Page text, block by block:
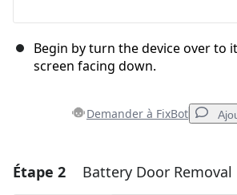
Begin by turn the device over to
screen facing down.
Demander à FixBot
Ajouter un commentaire
Étape 2 Battery Door Removal